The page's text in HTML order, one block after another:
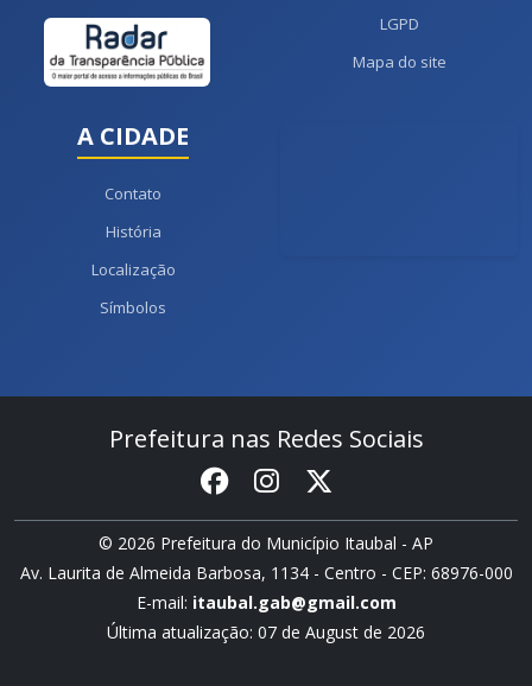
LGPD
Mapa do site
A CIDADE
Contato
História
Localização
Símbolos
Prefeitura nas Redes Sociais
© 2026 Prefeitura do Município Itaubal - AP
Av. Laurita de Almeida Barbosa, 1134 - Centro - CEP: 68976-000
E-mail: itaubal.gab@gmail.com
Última atualização: 07 de August de 2026